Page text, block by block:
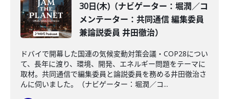
30日(木)（ナビゲーター：堀潤／コ
メンテーター：共同通信 編集委員
兼論説委員 井田徹治）
ドバイで開幕した国連の気候変動対策会議・COP28につい
て、長年に渡り、環境、開発、エネルギー問題をテーマに
取材。共同通信で編集委員と論説委員を務める井田徹治さ
んに伺いました。（ナビゲーター：堀潤／コ...